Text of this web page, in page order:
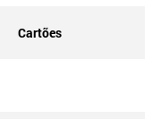
Cartões